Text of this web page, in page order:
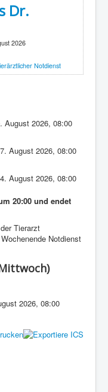
Dr.
2026
Notdienst
August 2026,08:00
August 2026,08:00
August 2026,08:00
20:00 und endet
Tierarzt
Notdienst
2026,08:00